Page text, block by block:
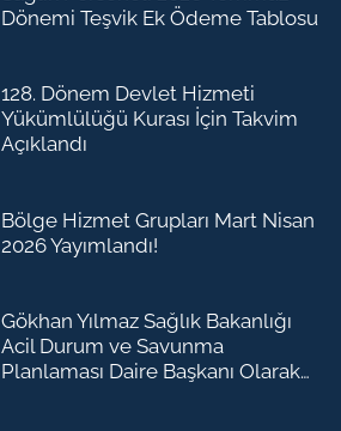
Dönemi Teşvik Ek Ödeme Tablosu
128. Dönem Devlet Hizmeti
Yükümlülüğü Kurası İçin Takvim
Açıklandı
Bölge Hizmet Grupları Mart Nisan
2026 Yayımlandı!
Gökhan Yılmaz Sağlık Bakanlığı
Acil Durum ve Savunma
Planlaması Daire Başkanı Olarak